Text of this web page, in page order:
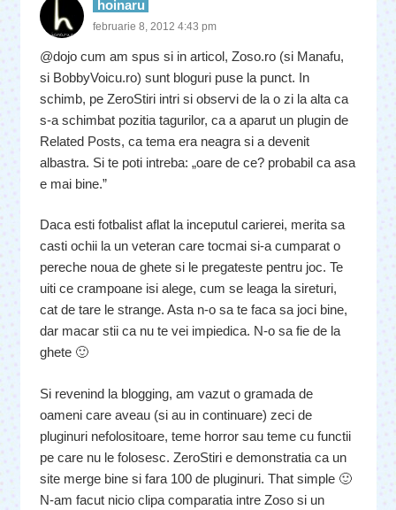
hoinaru
februarie 8, 2012 4:43 pm
@dojo cum am spus si in articol, Zoso.ro (si Manafu,
si BobbyVoicu.ro) sunt bloguri puse la punct. In
schimb, pe ZeroStiri intri si observi de la o zi la alta ca
s-a schimbat pozitia tagurilor, ca a aparut un plugin de
Related Posts, ca tema era neagra si a devenit
albastra. Si te poti intreba: „oare de ce? probabil ca asa
e mai bine.”
Daca esti fotbalist aflat la inceputul carierei, merita sa
casti ochii la un veteran care tocmai si-a cumparat o
pereche noua de ghete si le pregateste pentru joc. Te
uiti ce crampoane isi alege, cum se leaga la sireturi,
cat de tare le strange. Asta n-o sa te faca sa joci bine,
dar macar stii ca nu te vei impiedica. N-o sa fie de la
ghete 🙂
Si revenind la blogging, am vazut o gramada de
oameni care aveau (si au in continuare) zeci de
pluginuri nefolositoare, teme horror sau teme cu functii
pe care nu le folosesc. ZeroStiri e demonstratia ca un
site merge bine si fara 100 de pluginuri. That simple 🙂
N-am facut nicio clipa comparatia intre Zoso si un